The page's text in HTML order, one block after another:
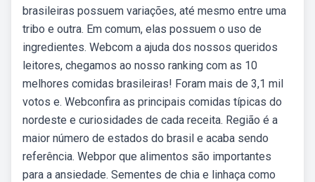
brasileiras possuem variações, até mesmo entre uma
tribo e outra. Em comum, elas possuem o uso de
ingredientes. Webcom a ajuda dos nossos queridos
leitores, chegamos ao nosso ranking com as 10
melhores comidas brasileiras! Foram mais de 3,1 mil
votos e. Webconfira as principais comidas típicas do
nordeste e curiosidades de cada receita. Região é a
maior número de estados do brasil e acaba sendo
referência. Webpor que alimentos são importantes
para a ansiedade. Sementes de chia e linhaça como